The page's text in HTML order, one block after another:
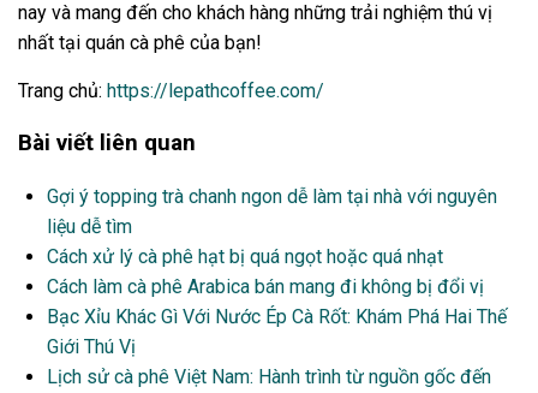
nay và mang đến cho khách hàng những trải nghiệm thú vị
nhất tại quán cà phê của bạn!
Trang chủ: https://lepathcoffee.com/
Bài viết liên quan
Gợi ý topping trà chanh ngon dễ làm tại nhà với nguyên
liệu dễ tìm
Cách xử lý cà phê hạt bị quá ngọt hoặc quá nhạt
Cách làm cà phê Arabica bán mang đi không bị đổi vị
Bạc Xỉu Khác Gì Với Nước Ép Cà Rốt: Khám Phá Hai Thế
Giới Thú Vị
Lịch sử cà phê Việt Nam: Hành trình từ nguồn gốc đến